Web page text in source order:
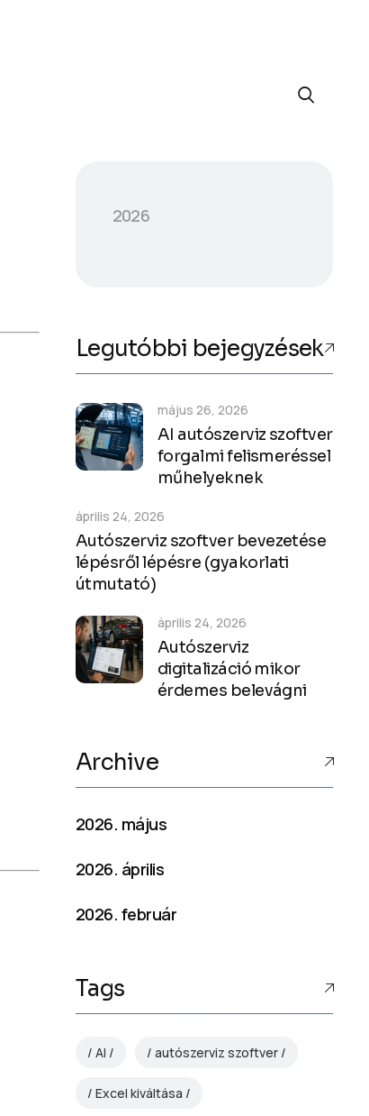
2026
Legutóbbi bejegyzések
AI autószerviz szoftver
forgalmi felismeréssel
műhelyeknek
május 26, 2026
Autószerviz szoftver bevezetése
lépésről lépésre (gyakorlati
útmutató)
április 24, 2026
Autószerviz
digitalizáció mikor
érdemes belevágni
április 24, 2026
Archive
2026. május
2026. április
2026. február
Tags
AI autószerviz szoftver
Excel kiváltása